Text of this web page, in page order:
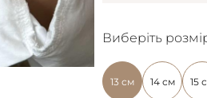
Виберіть
13 см 14 см 15